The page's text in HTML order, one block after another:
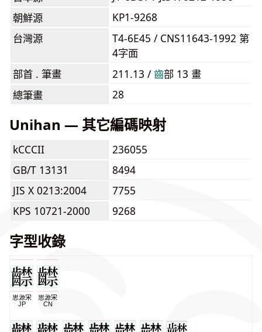
朝鮮源
KP1-9268
台灣源
T4-6E45 / CNS11643-1992 第
4字面
部首 . 筆畫
211.13 / ⿒部 13 畫
總筆畫
28
Unihan — 其它編碼映射
kCCCII
236055
GB/T 13131
8494
JIS X 0213:2004
7755
KPS 10721-2000
9268
字型收錄
思源宋
JP
思源宋
CN